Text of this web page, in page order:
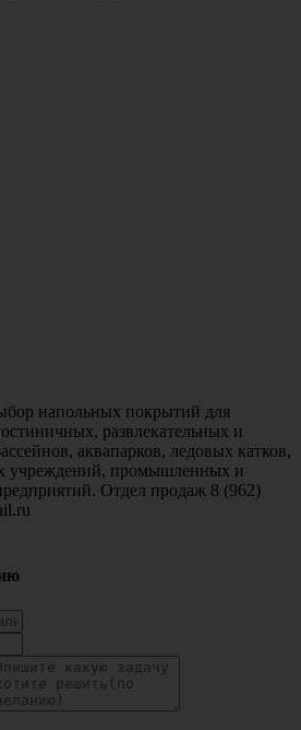
напольных покрытий для
развлекательных и
аквапарков, ледовых катков,
учреждений, промышленных и
Отдел продаж 8 (962)